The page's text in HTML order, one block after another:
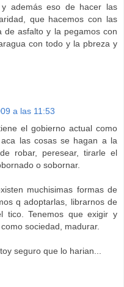
además eso de hacer las
que hacemos con las
de asfalto y la pegamos con
con todo y la pbreza y
a las 11:53
el gobierno actual como
las cosas se hagan a la
robar, peresear, tirarle el
o sobornar.
muchisimas formas de
q adoptarlas, librarnos de
tico. Tenemos que exigir y
sociedad, madurar.
seguro que lo harian...